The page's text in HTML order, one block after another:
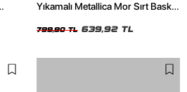
Yıkamalı Metallica Mor Sırt Baskılı
799,90 TL 639,92 TL